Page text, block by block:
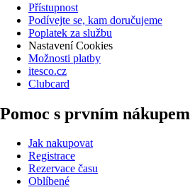
Přístupnost
Podívejte se, kam doručujeme
Poplatek za službu
Nastavení Cookies
Možnosti platby
itesco.cz
Clubcard
Pomoc s prvním nákupem
Jak nakupovat
Registrace
Rezervace času
Oblíbené